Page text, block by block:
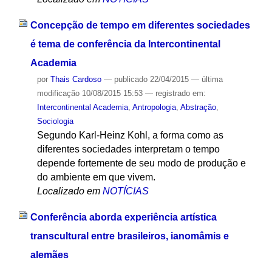
Concepção de tempo em diferentes sociedades
é tema de conferência da Intercontinental
Academia
por Thais Cardoso — publicado22/04/2015 — última
modificação10/08/2015 15:53 — registrado em:
Intercontinental Academia, Antropologia, Abstração,
Sociologia
Segundo Karl-Heinz Kohl, a forma como as
diferentes sociedades interpretam o tempo
depende fortemente de seu modo de produção e
do ambiente em que vivem.
Localizado em NOTÍCIAS
Conferência aborda experiência artística
transcultural entre brasileiros, ianomâmis e
alemães